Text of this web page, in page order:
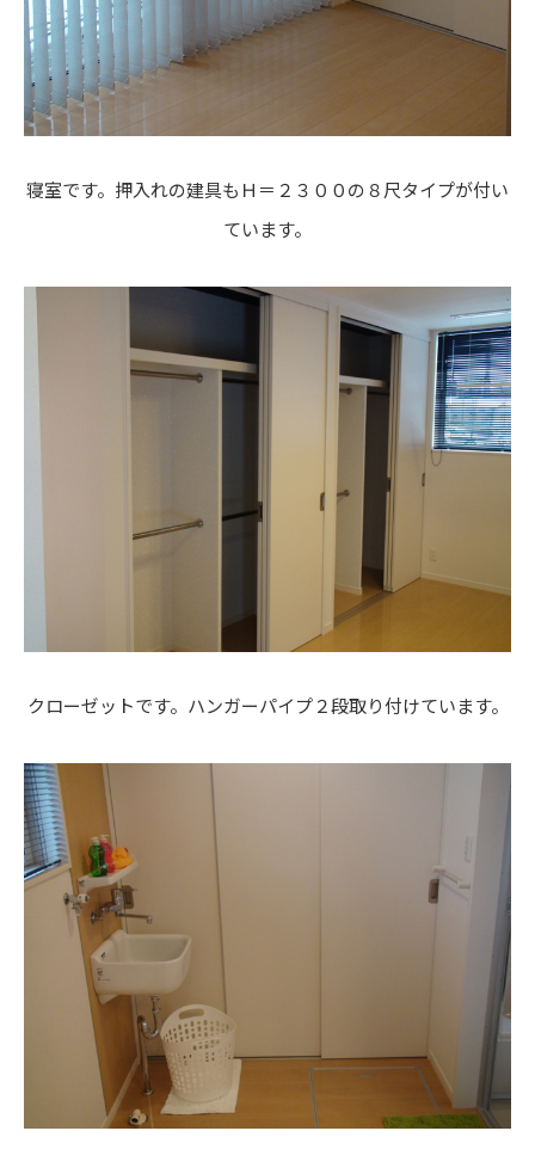
寝室です。押入れの建具もＨ＝２３００の８尺タイプが付い
ています。
クローゼットです。ハンガーパイプ２段取り付けています。